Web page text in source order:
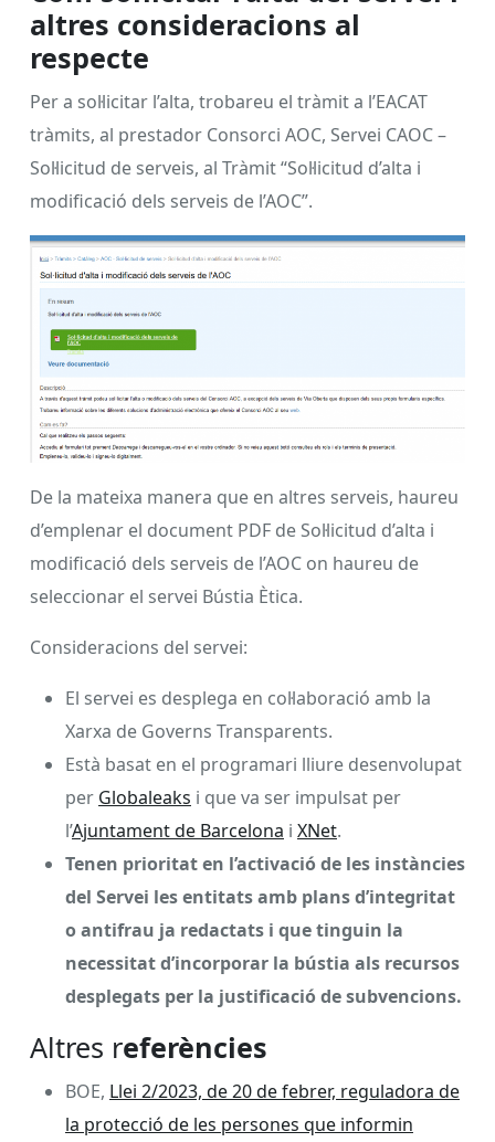
altres consideracions al
respecte
Per a sol·licitar l’alta, trobareu el tràmit a l’EACAT
tràmits, al prestador Consorci AOC, Servei CAOC –
Sol·licitud de serveis, al Tràmit “Sol·licitud d’alta i
modificació dels serveis de l’AOC”.
De la mateixa manera que en altres serveis, haureu
d’emplenar el document PDF de Sol·licitud d’alta i
modificació dels serveis de l’AOC on haureu de
seleccionar el servei Bústia Ètica.
Consideracions del servei:
El servei es desplega en col·laboració amb la
Xarxa de Governs Transparents.
Està basat en el programari lliure desenvolupat
per Globaleaks i que va ser impulsat per
l’Ajuntament de Barcelona i XNet.
Tenen prioritat en l’activació de les instàncies
del Servei les entitats amb plans d’integritat
o antifrau ja redactats i que tinguin la
necessitat d’incorporar la bústia als recursos
desplegats per la justificació de subvencions.
Altres referències
BOE, Llei 2/2023, de 20 de febrer, reguladora de
la protecció de les persones que informin